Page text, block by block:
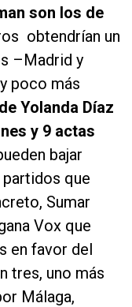
son los de
obtendrían un
–Madrid y
poco más
Yolanda Díaz
y 9 actas
bajar
que
Sumar
Vox que
en favor del
tres, uno más
Málaga,